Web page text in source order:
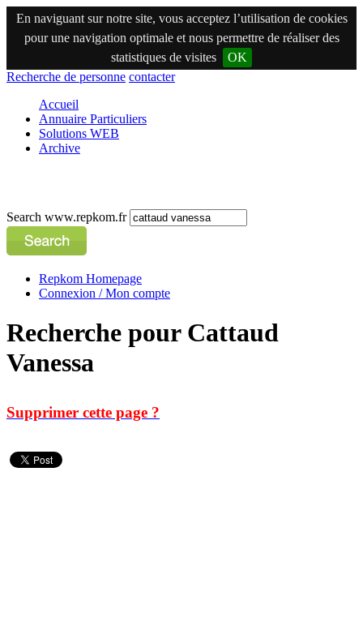
En naviguant sur notre site, vous acceptez l’utilisation de cookies
pour une navigation optimale et nous permettre de réaliser des
statistiques de visites
OK
Recherche de personne contacter
Accueil
Annuaire Particuliers
Solutions WEB
Archive
Search www.repkom.fr
Repkom Homepage
Connexion / Mon compte
Recherche pour Cattaud
Vanessa
Supprimer cette page ?